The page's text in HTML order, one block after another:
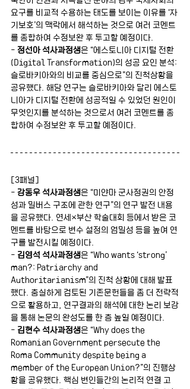
요구를 비교적 수용하는 태도를 보이는 이유를 ‘자
기보호’의 맥락에서 해석하는 것으로 여러 코멘트
를 종합하여 수정보완 후 투고할 예정이다.
- 정선아 석사과정생은 “에스토니아 디지털 전환
(Digital Transformation)의 성공 요인 분석:
슬로바키아와의 비교를 중심으로”의 진척상황을
공유했다. 해당 연구는 슬로바키아와 달리 에스토
니아가 디지털 전환에 성공적일 수 있었던 원인이
무엇인지를 분석하는 것으로서 여러 코멘트를 종
합하여 수정보완 후 투고할 예정이다.
[3패널]
- 강동우 석사과정생은 “미얀마 군사정권의 안정
성과 밀버스 구조에 관한 연구”의 연구 발전 내용
을 공유했다. 연세×부산 학술대회 등에서 받은 코
멘트를 바탕으로 변수 설정의 엄밀성 등을 높여 연
구를 발전시킬 예정이다.
- 김영석 석사과정생은 “Who wants ‘strong’
man?: Patriarchy and
Authoritarianism”의 진척 상황에 대해 발표
했다. 충실하게 검토된 기존문헌들을 좀 더 전략적
으로 활용하고, 연구결과의 해석에 대한 논리 보강
을 통해 논문의 완성도를 한 층 높일 예정이다.
- 김현수 석사과정생은 “Why does the
Romanian Government persecute the
Roma Community despite being a
member of the European Union?”의 진행상
황을 공유했다. 핵심 변인들간의 논리적 연결 고